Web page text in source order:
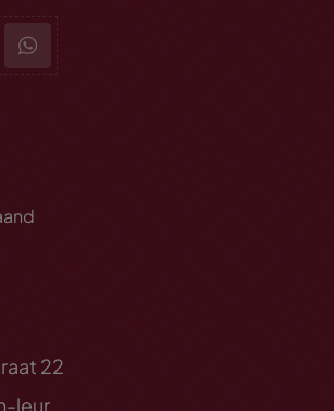
22
leur